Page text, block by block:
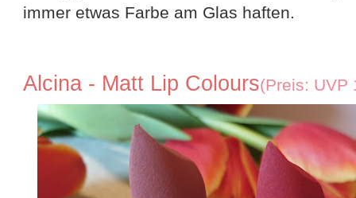
immer etwas Farbe am Glas haften.
Alcina - Matt Lip Colours(Preis: UVP